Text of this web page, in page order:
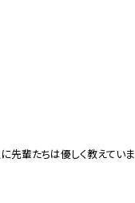
先輩たちは優しく教えていま